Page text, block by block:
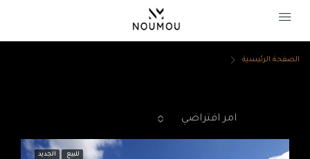
الصفحة الرئيسية
امر افتراضي
للبيع الجديد